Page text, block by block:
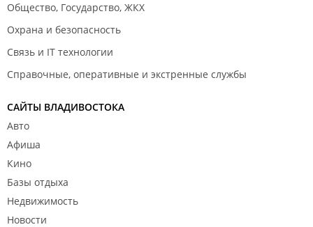
Общество, Государство, ЖКХ
Охрана и безопасность
Связь и IT технологии
Справочные, оперативные и экстренные службы
САЙТЫ ВЛАДИВОСТОКА
Авто
Афиша
Кино
Базы отдыха
Недвижимость
Новости